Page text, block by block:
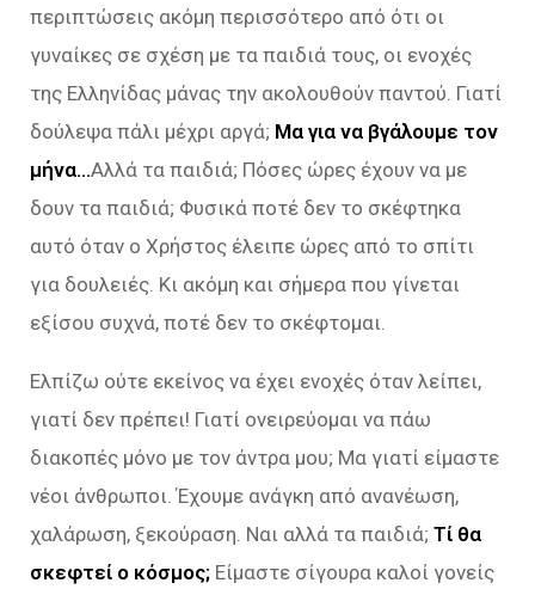
περιπτώσεις ακόμη περισσότερο από ότι οι
γυναίκες σε σχέση με τα παιδιά τους, οι ενοχές
της Ελληνίδας μάνας την ακολουθούν παντού. Γιατί
δούλεψα πάλι μέχρι αργά; Μα για να βγάλουμε τον
μήνα…Αλλά τα παιδιά; Πόσες ώρες έχουν να με
δουν τα παιδιά; Φυσικά ποτέ δεν το σκέφτηκα
αυτό όταν ο Χρήστος έλειπε ώρες από το σπίτι
για δουλειές. Κι ακόμη και σήμερα που γίνεται
εξίσου συχνά, ποτέ δεν το σκέφτομαι.
Ελπίζω ούτε εκείνος να έχει ενοχές όταν λείπει,
γιατί δεν πρέπει! Γιατί ονειρεύομαι να πάω
διακοπές μόνο με τον άντρα μου; Μα γιατί είμαστε
νέοι άνθρωποι. Έχουμε ανάγκη από ανανέωση,
χαλάρωση, ξεκούραση. Ναι αλλά τα παιδιά; Τί θα
σκεφτεί ο κόσμος; Είμαστε σίγουρα καλοί γονείς